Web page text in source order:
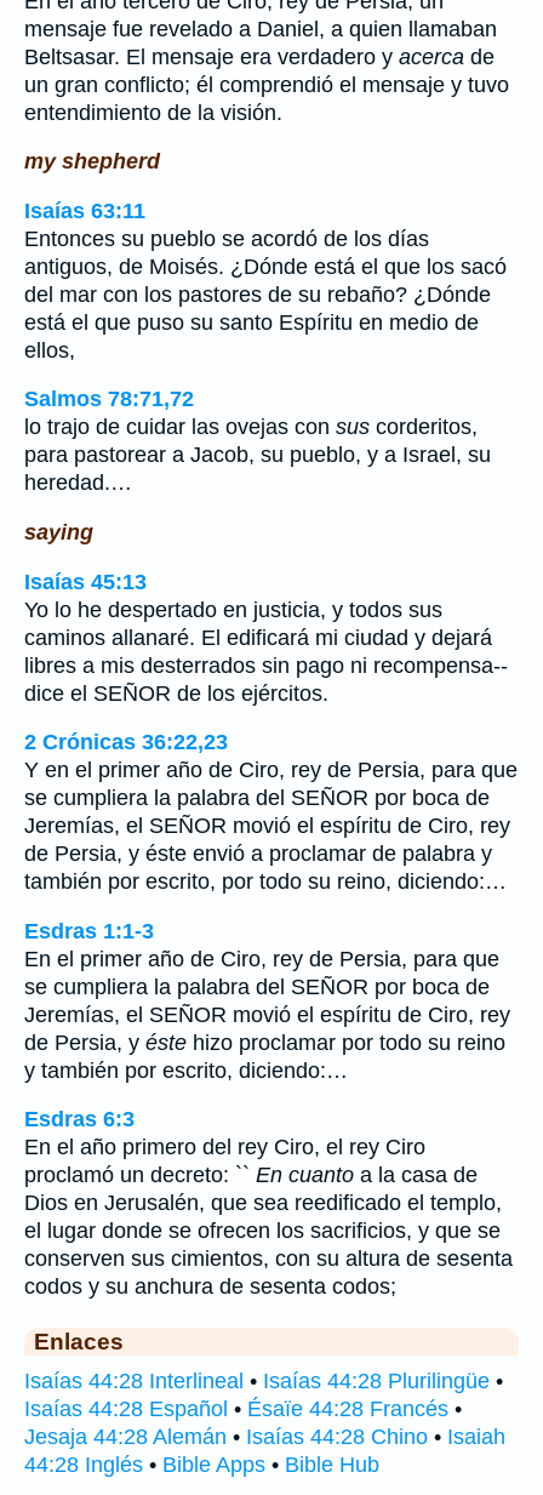
mensaje fue revelado a Daniel, a quien llamaban
Beltsasar. El mensaje era verdadero y acerca de
un gran conflicto; él comprendió el mensaje y tuvo
entendimiento de la visión.
my shepherd
Isaías 63:11
Entonces su pueblo se acordó de los días
antiguos, de Moisés. ¿Dónde está el que los sacó
del mar con los pastores de su rebaño? ¿Dónde
está el que puso su santo Espíritu en medio de
ellos,
Salmos 78:71,72
lo trajo de cuidar las ovejas con sus corderitos,
para pastorear a Jacob, su pueblo, y a Israel, su
heredad.…
saying
Isaías 45:13
Yo lo he despertado en justicia, y todos sus
caminos allanaré. El edificará mi ciudad y dejará
libres a mis desterrados sin pago ni recompensa--
dice el SEÑOR de los ejércitos.
2 Crónicas 36:22,23
Y en el primer año de Ciro, rey de Persia, para que
se cumpliera la palabra del SEÑOR por boca de
Jeremías, el SEÑOR movió el espíritu de Ciro, rey
de Persia, y éste envió a proclamar de palabra y
también por escrito, por todo su reino, diciendo:…
Esdras 1:1-3
En el primer año de Ciro, rey de Persia, para que
se cumpliera la palabra del SEÑOR por boca de
Jeremías, el SEÑOR movió el espíritu de Ciro, rey
de Persia, y éste hizo proclamar por todo su reino
y también por escrito, diciendo:…
Esdras 6:3
En el año primero del rey Ciro, el rey Ciro
proclamó un decreto: `` En cuanto a la casa de
Dios en Jerusalén, que sea reedificado el templo,
el lugar donde se ofrecen los sacrificios, y que se
conserven sus cimientos, con su altura de sesenta
codos y su anchura de sesenta codos;
Enlaces
Isaías 44:28 Interlineal • Isaías 44:28 Plurilingüe •
Isaías 44:28 Español • Ésaïe 44:28 Francés •
Jesaja 44:28 Alemán • Isaías 44:28 Chino • Isaiah
44:28 Inglés • Bible Apps • Bible Hub